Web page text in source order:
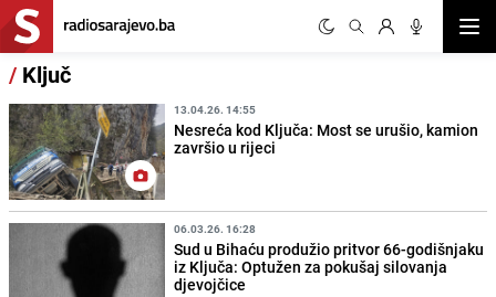
/ Ključ
13.04.26. 14:55
Nesreća kod Ključa: Most se urušio, kamion
završio u rijeci
06.03.26. 16:28
Sud u Bihaću produžio pritvor 66-godišnjaku
iz Ključa: Optužen za pokušaj silovanja
djevojčice